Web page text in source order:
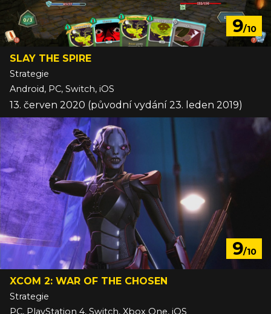
9/10
SLAY THE SPIRE
Strategie
Android, PC, Switch, iOS
13. červen 2020 (původní vydání 23. leden 2019)
9/10
XCOM 2: WAR OF THE CHOSEN
Strategie
PC, PlayStation 4, Switch, Xbox One, iOS